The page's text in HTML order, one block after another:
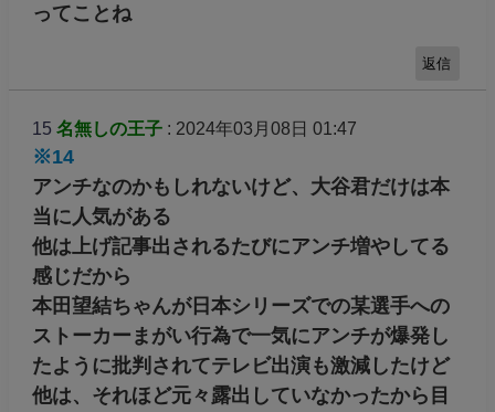
ってことね
返信
15 名無しの王子: 2024年03月08日 01:47
※14
アンチなのかもしれないけど、大谷君だけは本
当に人気がある
他は上げ記事出されるたびにアンチ増やしてる
感じだから
本田望結ちゃんが日本シリーズでの某選手への
ストーカーまがい行為で一気にアンチが爆発し
たように批判されてテレビ出演も激減したけど
他は、それほど元々露出していなかったから目